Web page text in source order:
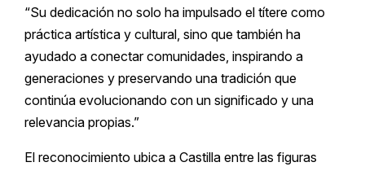
“Su dedicación no solo ha impulsado el títere como
práctica artística y cultural, sino que también ha
ayudado a conectar comunidades, inspirando a
generaciones y preservando una tradición que
continúa evolucionando con un significado y una
relevancia propias.”
El reconocimiento ubica a Castilla entre las figuras